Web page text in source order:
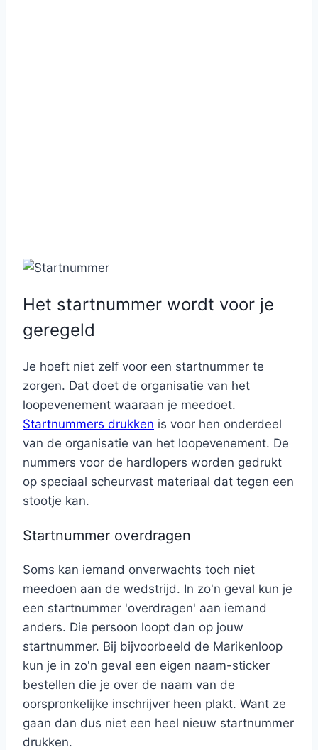
Het startnummer wordt voor je
geregeld
Je hoeft niet zelf voor een startnummer te
zorgen. Dat doet de organisatie van het
loopevenement waaraan je meedoet.
Startnummers drukken is voor hen onderdeel
van de organisatie van het loopevenement. De
nummers voor de hardlopers worden gedrukt
op speciaal scheurvast materiaal dat tegen een
stootje kan.
Startnummer overdragen
Soms kan iemand onverwachts toch niet
meedoen aan de wedstrijd. In zo'n geval kun je
een startnummer 'overdragen' aan iemand
anders. Die persoon loopt dan op jouw
startnummer. Bij bijvoorbeeld de Marikenloop
kun je in zo'n geval een eigen naam-sticker
bestellen die je over de naam van de
oorspronkelijke inschrijver heen plakt. Want ze
gaan dan dus niet een heel nieuw startnummer
drukken.